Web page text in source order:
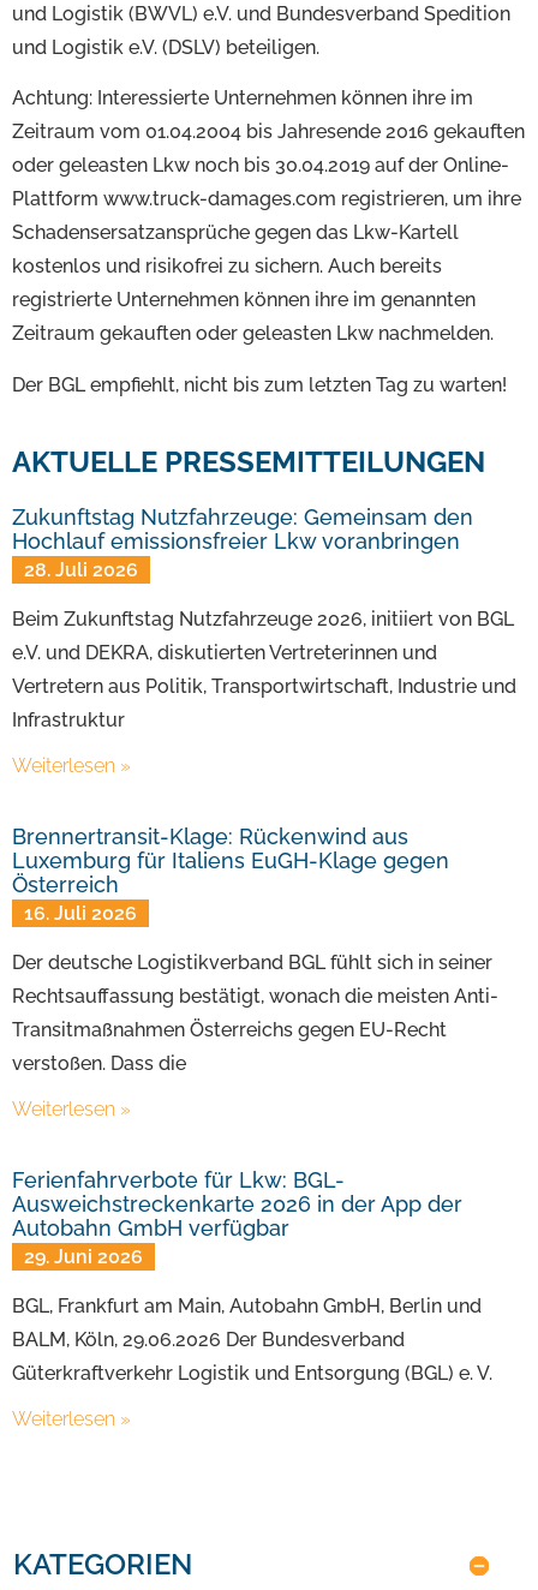
und Logistik (BWVL) e.V. und Bundesverband Spedition
und Logistik e.V. (DSLV) beteiligen.
Achtung: Interessierte Unternehmen können ihre im
Zeitraum vom 01.04.2004 bis Jahresende 2016 gekauften
oder geleasten Lkw noch bis 30.04.2019 auf der Online-
Plattform www.truck-damages.com registrieren, um ihre
Schadensersatzansprüche gegen das Lkw-Kartell
kostenlos und risikofrei zu sichern. Auch bereits
registrierte Unternehmen können ihre im genannten
Zeitraum gekauften oder geleasten Lkw nachmelden.
Der BGL empfiehlt, nicht bis zum letzten Tag zu warten!
AKTUELLE PRESSEMITTEILUNGEN
Zukunftstag Nutzfahrzeuge: Gemeinsam den
Hochlauf emissionsfreier Lkw voranbringen
28. Juli 2026
Beim Zukunftstag Nutzfahrzeuge 2026, initiiert von BGL
e.V. und DEKRA, diskutierten Vertreterinnen und
Vertretern aus Politik, Transportwirtschaft, Industrie und
Infrastruktur
Weiterlesen »
Brennertransit-Klage: Rückenwind aus
Luxemburg für Italiens EuGH-Klage gegen
Österreich
16. Juli 2026
Der deutsche Logistikverband BGL fühlt sich in seiner
Rechtsauffassung bestätigt, wonach die meisten Anti-
Transitmaßnahmen Österreichs gegen EU-Recht
verstoßen. Dass die
Weiterlesen »
Ferienfahrverbote für Lkw: BGL-
Ausweichstreckenkarte 2026 in der App der
Autobahn GmbH verfügbar
29. Juni 2026
BGL, Frankfurt am Main, Autobahn GmbH, Berlin und
BALM, Köln, 29.06.2026 Der Bundesverband
Güterkraftverkehr Logistik und Entsorgung (BGL) e. V.
Weiterlesen »
KATEGORIEN